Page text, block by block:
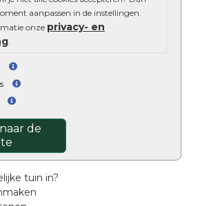
aanpassen in de instellingen.
onze privacy- en
.
de
tuin in?